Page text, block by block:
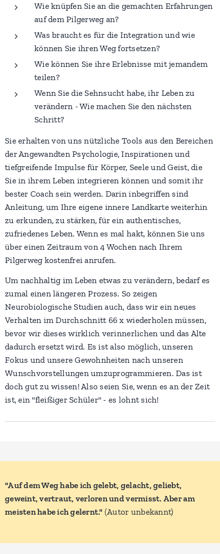
Wie knüpfen Sie an die gemachten Erfahrungen
auf dem Pilgerweg an?
Was braucht es für die Integration und wie
können Sie ihren Weg fortsetzen?
Wie können Sie ihre Erlebnisse mit jemandem
teilen?
Wenn Sie die Sehnsucht habe, ihr Leben zu
verändern - Wie machen Sie den nächsten
Schritt?
Sie erhalten von uns nützliche Tools aus den Bereichen
der Angewandten Psychologie, Inspirationen und
tiefgreifende Impulse für Körper, Seele und Geist, die
Sie in ihrem Leben integrieren können und somit ihr
bester Coach sein werden. Darin inbegriffen sind
Anleitung, um Ihre eigene innere Landkarte weiterhin
zu erkunden, zu stärken, für ein authentisches,
zufriedenes Leben. Wenn es mal hakt, können Sie uns
über einen Zeitraum von 4 Wochen nach Ihrem
Pilgerweg kostenfrei anrufen.
Um nachhaltig im Leben etwas zu verändern, bedarf es
zumal einen längeren Prozess. So zeigen
Neurobiologische Studien auch, dass wir ein neues
Verhalten im Durchschnitt 66 x wiederholen müssen,
bevor wir dieses wirklich verinnerlichen und das Alte
dadurch ersetzt wird. Es ist also möglich, unseren
Fokus und unsere Gewohnheiten nach unseren
Wunschvorstellungen umzuprogrammieren. Das ist
doch gut zu wissen! Also seien Sie, wenn es an der Zeit
ist, ein "fleißiger Schüler" - es lohnt sich!
"Auf dem Weg habe ich gelebt, gelacht, geliebt,
geweint, vertraut, verloren und vermisst. Aber am
meisten habe ich gelernt." (Autor unbekannt)